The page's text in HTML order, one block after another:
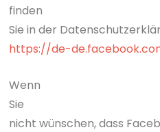
finden
Sie in der
https://de-
Wenn
Sie
nicht wünschen, dass